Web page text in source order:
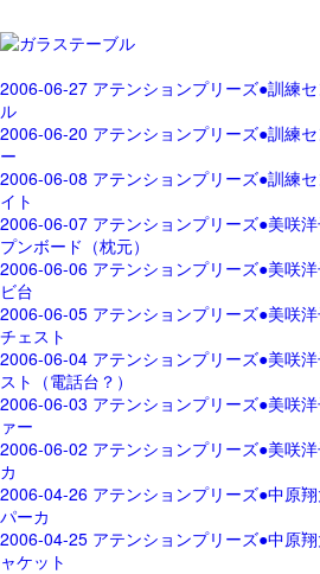
2006-06-27 アテンションプリーズ●訓練
ル
2006-06-20 アテンションプリーズ●訓練
ー
2006-06-08 アテンションプリーズ●訓練
イト
2006-06-07 アテンションプリーズ●美咲
プンボード（枕元）
2006-06-06 アテンションプリーズ●美咲
ビ台
2006-06-05 アテンションプリーズ●美咲
チェスト
2006-06-04 アテンションプリーズ●美咲
スト（電話台？）
2006-06-03 アテンションプリーズ●美咲
ァー
2006-06-02 アテンションプリーズ●美咲
カ
2006-04-26 アテンションプリーズ●中原
パーカ
2006-04-25 アテンションプリーズ●中原
ャケット